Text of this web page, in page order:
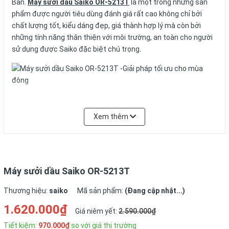
Bản. Máy sưởi dầu Saiko OR-5213T
là một trong những sản
phẩm được người tiêu dùng đánh giá rất cao không chỉ bởi
chất lượng tốt, kiểu dáng đẹp, giá thành hợp lý mà còn bởi
những tính năng thân thiện với môi trường, an toàn cho người
sử dụng được Saiko đặc biệt chú trọng.
Máy sưởi dầu Saiko 13 thanh sử dụng công nghệ hiện đại,
trường phải hoàn toàn tuân thủ những tiêu chuẩn khắt khe
nhất, đạt chất lượng tốt nhất. Hiện nay dòng
13 thcũng giống như các loạimáy sưởi dầu của các hãng khác
trụ sở tại Trung Quốc với lý do giá thành nhân công rẻ, chi phí
thuê mặt bằng thấp... giúp những sản phẩm của Saiko luôn có
Xem thêm
Máy sưởi dầu Saiko OR-5213T
Thương hiệu: saiko Mã sản phẩm: (Đang cập nhật...)
1.620.000₫ Giá niêm yết: 2.590.000₫
Tiết kiệm: 970.000₫so với giá thị trường